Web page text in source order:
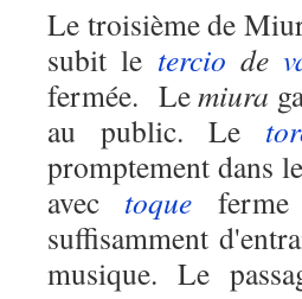
Le troisième de
subit le tercio de
fermée. Lemiura
au public. Le
promptement dans le
avec toque
suffisamment
musique.Le